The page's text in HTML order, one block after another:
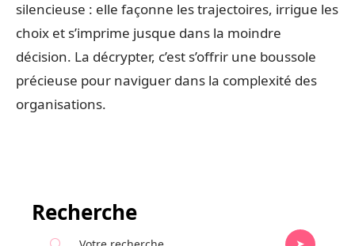
silencieuse : elle façonne les trajectoires, irrigue les
choix et s’imprime jusque dans la moindre
décision. La décrypter, c’est s’offrir une boussole
précieuse pour naviguer dans la complexité des
organisations.
Recherche